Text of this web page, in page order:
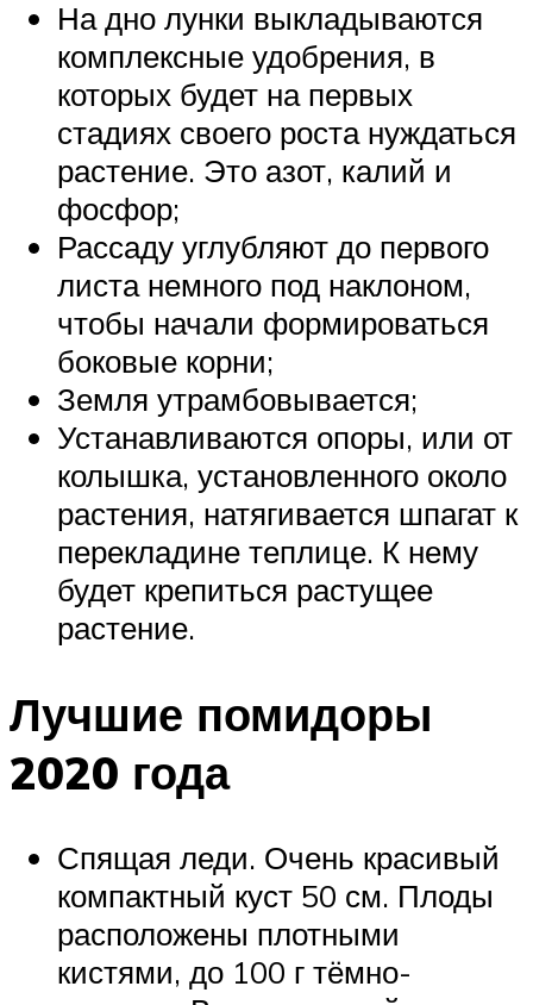
На дно лунки выкладываются
комплексные удобрения, в
которых будет на первых
стадиях своего роста нуждаться
растение. Это азот, калий и
фосфор;
Рассаду углубляют до первого
листа немного под наклоном,
чтобы начали формироваться
боковые корни;
Земля утрамбовывается;
Устанавливаются опоры, или от
колышка, установленного около
растения, натягивается шпагат к
перекладине теплице. К нему
будет крепиться растущее
растение.
Лучшие помидоры
2020 года
Спящая леди. Очень красивый
компактный куст 50 см. Плоды
расположены плотными
кистями, до 100 г тёмно-